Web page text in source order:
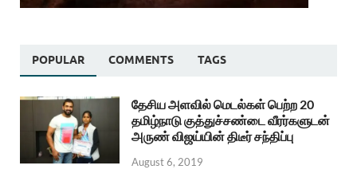
POPULAR COMMENTS TAGS
தேசிய அளவில் மெடல்கள் பெற்ற 20
தமிழ்நாடு குத்துச்சண்டை வீரர்களுடன்
அருண் விஜய்யின் திடீர் சந்திப்பு
August 6, 2019